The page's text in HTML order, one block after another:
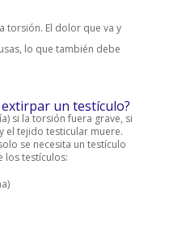
torsión. El dolor que va y
lo que también debe
un testículo?
si la torsión fuera grave, si
el tejido testicular muere.
se necesita un testículo
los testículos: